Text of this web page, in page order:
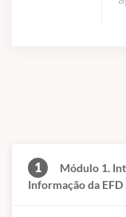
1
Módulo 1.
Informação da EFD